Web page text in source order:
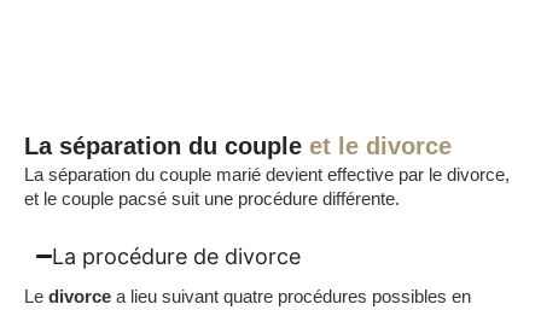
La séparation du couple et le divorce
La séparation du couple marié devient effective par le divorce,
et le couple pacsé suit une procédure différente.
La procédure de divorce
Le divorce a lieu suivant quatre procédures possibles en